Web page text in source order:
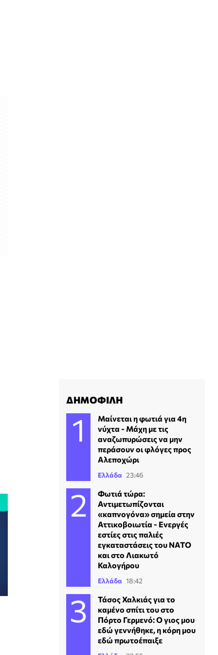
ΔΗΜΟΦΙΛΗ
Μαίνεται η φωτιά για 4η
νύχτα - Μάχη με τις
αναζωπυρώσεις να μην
περάσουν οι φλόγες προς
Αλεποχώρι
Ελλάδα 23:46
Φωτιά τώρα:
Αντιμετωπίζονται
«καπνογόνα» σημεία στην
Αττικοβοιωτία - Ενεργές
εστίες στις παλιές
εγκαταστάσεις του ΝΑΤΟ
και στο Λιακωτό
Καλογήρου
Ελλάδα 18:42
Τάσος Χαλκιάς για το
καμένο σπίτι του στο
Πόρτο Γερμενό: Ο γιος μου
εδώ γεννήθηκε, η κόρη μου
εδώ πρωτοέπαιξε